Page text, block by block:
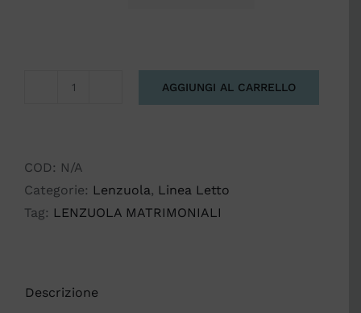
MATRIMONIALE
quantità
AGGIUNGI AL CARRELLO
COD: N/A
Categorie: Lenzuola, Linea Letto
Tag: LENZUOLA MATRIMONIALI
Descrizione